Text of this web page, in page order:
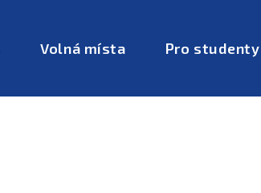
Volná místa Pro studenty